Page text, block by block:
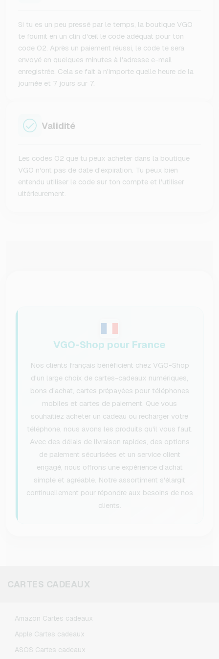
Si tu es un peu pressé par le temps, la boutique VGO
te fournit en un clin d'œil le code adéquat pour ton
code O2. Après un paiement réussi, le code te sera
envoyé en quelques minutes à l'adresse e-mail
enregistrée. Cela se fait à n'importe quelle heure de la
journée et 7 jours sur 7.
Validité
Les codes O2 que tu peux acheter dans la boutique
VGO n'ont pas de date d'expiration. Tu peux bien
entendu utiliser le code sur ton compte et l'utiliser
ultérieurement.
VGO-Shop pour France
Nos clients français bénéficient chez VGO-Shop
d'un large choix de cartes-cadeaux numériques,
bons d'achat, cartes prépayées pour téléphones
mobiles et cartes de paiement. Que vous
souhaitiez acheter un cadeau ou recharger votre
téléphone, nous avons les produits qu'il vous faut.
Avec des délais de livraison rapides, des options
de paiement sécurisées et un service client
engagé, nous offrons une expérience d'achat
simple et agréable. Notre assortiment s'élargit
continuellement pour répondre aux besoins de nos
clients.
CARTES CADEAUX
Amazon Cartes cadeaux
Apple Cartes cadeaux
ASOS Cartes cadeaux